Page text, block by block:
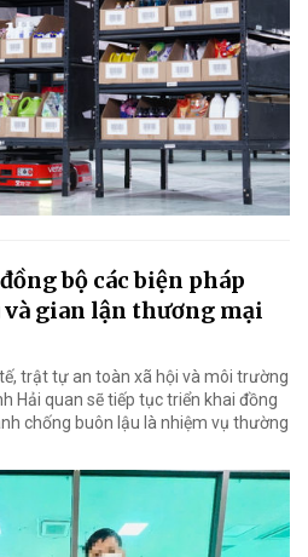
bộ các biện pháp
và gian lận thương mại
trật tự an toàn xã hội và môi trường
Hải quan sẽ tiếp tục triển khai đồng
chống buôn lậu là nhiệm vụ thường